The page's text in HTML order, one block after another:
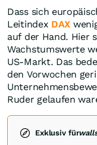
Dass sich
Leitindex DAX
auf der Hand. Hier
Wachstumswerte
US-Markt. Das
den Vorwochen
Ruder gelaufen
Exklusiv für